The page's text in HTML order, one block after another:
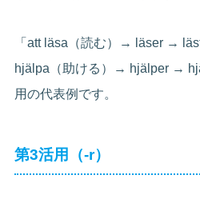
「att läsa（読む）→ läser →
hjälpa（助ける）→ hjälper →
用の代表例です。
第3活用（-r）